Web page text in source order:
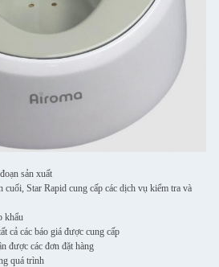
sản xuất
Star Rapid cung cấp các dịch vụ kiểm tra và
khẩu
cả các báo giá được cung cấp
được các đơn đặt hàng
quá trình